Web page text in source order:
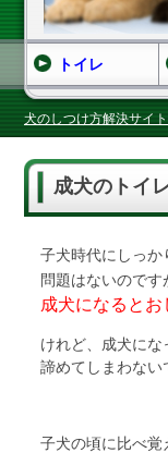
犬のしつけ方解決サイ
成犬のトイ
子犬時代にしっか
問題はないので
成犬になると
けれど、成犬にな
諦めてしまわない
子犬の頃に比べ覚
トイレ